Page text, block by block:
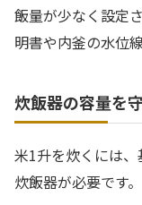
飯量が少なく設定
明書や内釜の水位
炊飯器の容量を
米1升を炊くには
炊飯器が必要です。